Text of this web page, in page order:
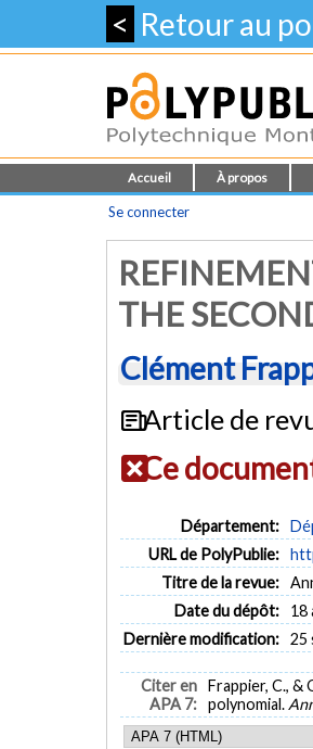
< Retour au
Accueil À propos
Se connecter
THE
Clément
Article de
Ce
Département:
URL de PolyPublie:
Titre de la revue:
Date du dépôt:
18
Dernière modification: 25
Citer en
APA 7:
Frappier, C., &
polynomial.